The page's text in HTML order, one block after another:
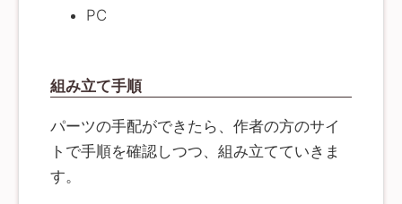
PC
組み立て手順
パーツの手配ができたら、作者の方のサイ
トで手順を確認しつつ、組み立てていきま
す。